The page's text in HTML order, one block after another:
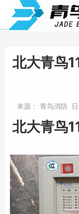
北大青鸟
来源： 青鸟消防
北大青鸟